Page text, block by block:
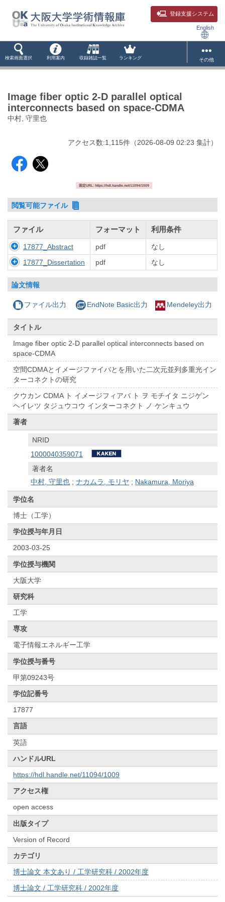
登録支援システム
English
検索画面選択 利用案内 収録雑誌一覧 ランキング その他
Image fiber optic 2-D parallel optical
interconnects based on space-CDMA
中村, 守里也
アクセス数:1,115件 （2026-08-09 02:23 集計）
固定URL: https://hdl.handle.net/11094/1009
閲覧可能ファイル
ファイル フォーマット 利用条件
17877_Abstract pdf
なし
17877_Dissertation
pdf なし
論文情報
ファイル出力 EndNote Basic出力 Mendeley出力
タイトル
Image fiber optic 2-D parallel optical interconnects based on
space-CDMA
空間CDMAとイメージファイバとを用いた二次元並列多重光イン
ターコネクトの研究
クウカン CDMA ト イメージフィアバ ト ヲ モチイタ ニジゲン
ヘイレツ タジュウコウ インターコネクト ノ ケンキュウ
著者
NRID
1000040359071
著者名
中村, 守里也 ;ナカムラ, モリヤ ; Nakamura, Moriya
学位名
博士（工学）
学位授与年月日
2003-03-25
学位授与機関
大阪大学
研究科
工学
専攻
電子情報エネルギー工学
学位授与番号
甲第09243号
学位記番号
17877
言語
英語
ハンドルURL
https://hdl.handle.net/11094/1009
アクセス権
open access
出版タイプ
Version of Record
カテゴリ
博士論文 本文あり / 工学研究科 / 2002年度
博士論文 / 工学研究科 / 2002年度